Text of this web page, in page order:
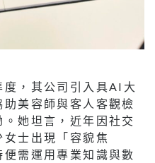
，其公司引入具AI大
美容師與客人客觀檢
她坦言，近年因社交
士出現「容貌焦
需運用專業知識與數